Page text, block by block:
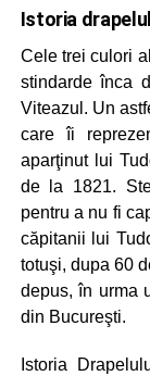
Istoria
Cele trei culori
stindarde înca
Viteazul. Un
care îi
aparţinut lui
de la 1821.
pentru a nu fi
căpitanii lui
totuşi, dupa 60
depus, în urma
din Bucureşti.
Istoria